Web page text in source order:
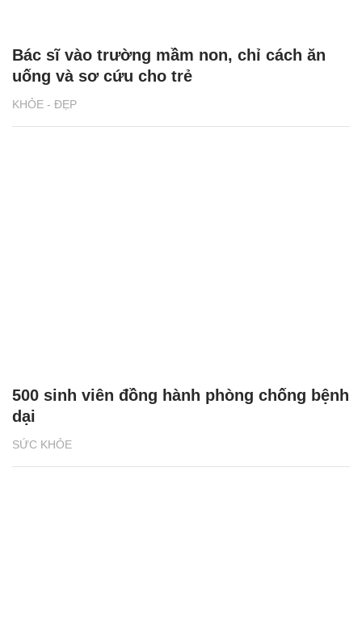
KHỎE - ĐẸP
Bác sĩ vào trường mầm non, chỉ cách ăn
uống và sơ cứu cho trẻ
SỨC KHỎE
500 sinh viên đồng hành phòng chống bệnh
dại